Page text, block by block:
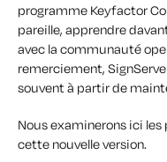
programme Keyfactor
pareille, apprendre
avec la communauté
remerciement,
souvent à partir de
Nous examinerons ici
cette nouvelle version.